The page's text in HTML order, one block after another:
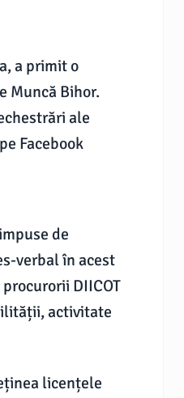
a primit o
Muncă Bihor.
ale
Facebook
de
verbal în acest
DIICOT
activitate
licențele